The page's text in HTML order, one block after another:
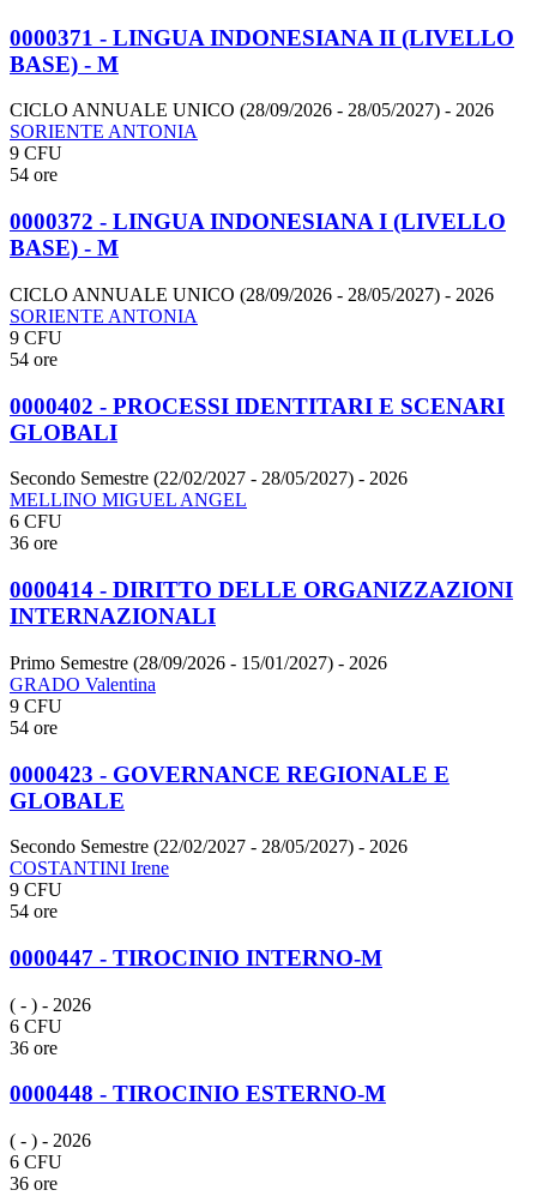
0000371 - LINGUA INDONESIANA II (LIVELLO
BASE) - M
CICLO ANNUALE UNICO (28/09/2026 - 28/05/2027) - 2026
SORIENTE ANTONIA
9 CFU
54 ore
0000372 - LINGUA INDONESIANA I (LIVELLO
BASE) - M
CICLO ANNUALE UNICO (28/09/2026 - 28/05/2027) - 2026
SORIENTE ANTONIA
9 CFU
54 ore
0000402 - PROCESSI IDENTITARI E SCENARI
GLOBALI
Secondo Semestre (22/02/2027 - 28/05/2027) - 2026
MELLINO MIGUEL ANGEL
6 CFU
36 ore
0000414 - DIRITTO DELLE ORGANIZZAZIONI
INTERNAZIONALI
Primo Semestre (28/09/2026 - 15/01/2027) - 2026
GRADO Valentina
9 CFU
54 ore
0000423 - GOVERNANCE REGIONALE E
GLOBALE
Secondo Semestre (22/02/2027 - 28/05/2027) - 2026
COSTANTINI Irene
9 CFU
54 ore
0000447 - TIROCINIO INTERNO-M
( - ) - 2026
6 CFU
36 ore
0000448 - TIROCINIO ESTERNO-M
( - ) - 2026
6 CFU
36 ore